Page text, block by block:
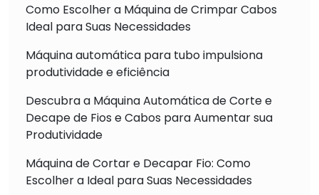
Como Escolher a Máquina de Crimpar Cabos
Ideal para Suas Necessidades
Máquina automática para tubo impulsiona
produtividade e eficiência
Descubra a Máquina Automática de Corte e
Decape de Fios e Cabos para Aumentar sua
Produtividade
Máquina de Cortar e Decapar Fio: Como
Escolher a Ideal para Suas Necessidades